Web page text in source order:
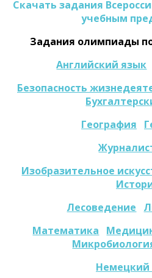
Скачать задания
учебным
Задания олимпиады
Английский язык
Безопасность
География
Изобразительное
Лесоведение
Математика
Немецкий